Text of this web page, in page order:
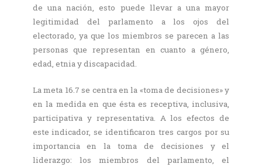
de una nación, esto puede llevar a una mayor
legitimidad del parlamento a los ojos del
electorado, ya que los miembros se parecen a las
personas que representan en cuanto a género,
edad, etnia y discapacidad.
La meta 16.7 se centra en la «toma de decisiones» y
en la medida en que ésta es receptiva, inclusiva,
participativa y representativa. A los efectos de
este indicador, se identificaron tres cargos por su
importancia en la toma de decisiones y el
liderazgo: los miembros del parlamento, el